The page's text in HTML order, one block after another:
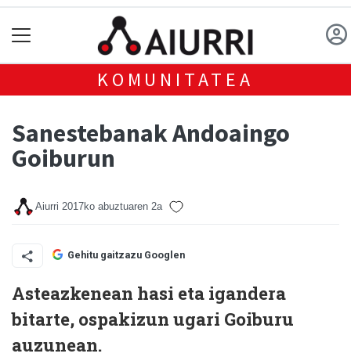
KOMUNITATEA
Sanestebanak Andoaingo
Goiburun
Aiurri 2017ko abuztuaren 2a
Gehitu gaitzazu Googlen
Asteazkenean hasi eta igandera
bitarte, ospakizun ugari Goiburu
auzunean.